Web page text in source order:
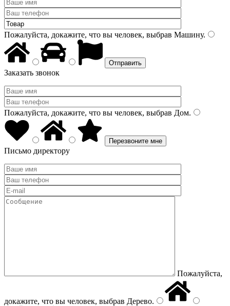
Пожалуйста, докажите, что вы человек, выбрав Машину.
Заказать звонок
Пожалуйста, докажите, что вы человек, выбрав Дом.
Письмо директору
Пожалуйста,
докажите, что вы человек, выбрав Дерево.